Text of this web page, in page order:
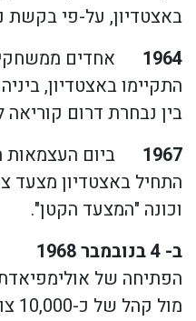
באצטדיון, על-פי בקשת
1964 אחדים ממשחקי
בין נבחרת דרום קוריאה
1967
התחיל באצטדיון מצעד
וכונה "המצעד הקטן".
ב- 4 בנובמבר 1968
הפתיחה של
מול קהל של כ-10,000 צופים.